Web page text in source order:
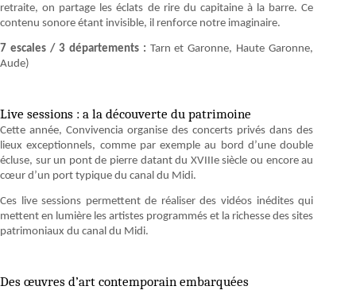
retraite, on partage les éclats de rire du capitaine à la barre. Ce
contenu sonore étant invisible, il renforce notre imaginaire.
7 escales / 3 départements : Tarn et Garonne, Haute Garonne,
Aude)
Live sessions : a la découverte du patrimoine
Cette année, Convivencia organise des concerts privés dans des
lieux exceptionnels, comme par exemple au bord d’une double
écluse, sur un pont de pierre datant du XVIIIe siècle ou encore au
cœur d’un port typique du canal du Midi.
Ces live sessions permettent de réaliser des vidéos inédites qui
mettent en lumière les artistes programmés et la richesse des sites
patrimoniaux du canal du Midi.
Des œuvres d’art contemporain embarquées